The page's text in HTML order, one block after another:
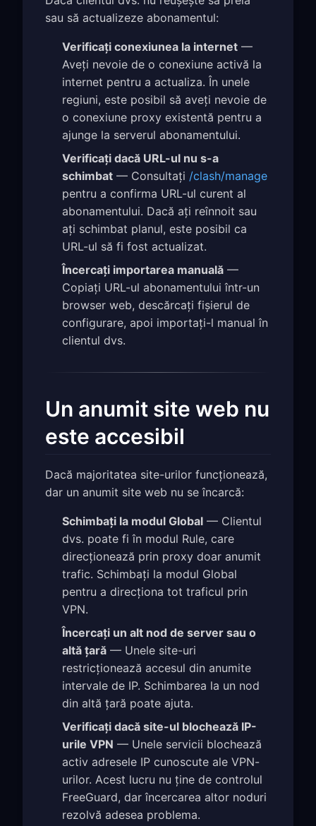
sau să actualizeze abonamentul:
Verificați conexiunea la internet —
Aveți nevoie de o conexiune activă la
internet pentru a actualiza. În unele
regiuni, este posibil să aveți nevoie de
o conexiune proxy existentă pentru a
ajunge la serverul abonamentului.
Verificați dacă URL-ul nu s-a
schimbat — Consultați /clash/manage
pentru a confirma URL-ul curent al
abonamentului. Dacă ați reînnoit sau
ați schimbat planul, este posibil ca
URL-ul să fi fost actualizat.
Încercați importarea manuală —
Copiați URL-ul abonamentului într-un
browser web, descărcați fișierul de
configurare, apoi importați-l manual în
clientul dvs.
Un anumit site web nu
este accesibil
Dacă majoritatea site-urilor funcționează,
dar un anumit site web nu se încarcă:
Schimbați la modul Global — Clientul
dvs. poate fi în modul Rule, care
direcționează prin proxy doar anumit
trafic. Schimbați la modul Global
pentru a direcționa tot traficul prin
VPN.
Încercați un alt nod de server sau o
altă țară — Unele site-uri
restricționează accesul din anumite
intervale de IP. Schimbarea la un nod
din altă țară poate ajuta.
Verificați dacă site-ul blochează IP-
urile VPN — Unele servicii blochează
activ adresele IP cunoscute ale VPN-
urilor. Acest lucru nu ține de controlul
FreeGuard, dar încercarea altor noduri
rezolvă adesea problema.